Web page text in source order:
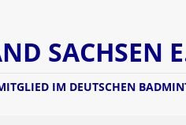
SACHSEN
IM DEUTSCHEN